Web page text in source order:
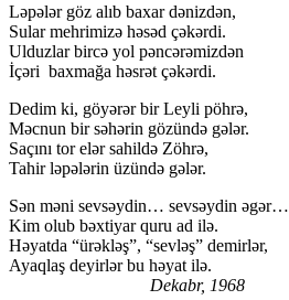
Ləpələr göz alıb baxar dənizdən,
Sular mehrimizə həsəd çəkərdi.
Ulduzlar bircə yol pəncərəmizdən
İçəri baxmağa həsrət çəkərdi.
Dedim ki, göyərər bir Leyli pöhrə,
Məcnun bir səhərin gözündə gələr.
Saçını tor elər sahildə Zöhrə,
Tahir ləpələrin üzündə gələr.
Sən məni sevsəydin… sevsəydin əgər…
Kim olub bəxtiyar quru ad ilə.
Həyatda “ürəkləş”, “sevləş” demirlər,
Ayaqlaş deyirlər bu həyat ilə.
Dekabr, 1968